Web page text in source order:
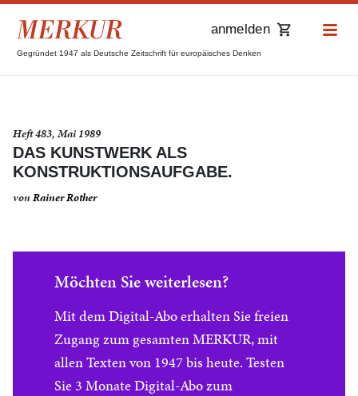
Gegründet 1947 als Deutsche Zeitschrift für europäisches Denken
anmelden
Heft 483, Mai 1989
DAS KUNSTWERK ALS
KONSTRUKTIONSAUFGABE.
vonRainer Rother
Möchten Sie weiterlesen?
Mit dem Digital-Abo erhalten Sie freien
Zugang zum gesamten MERKUR, mit
allen Texten von 1947 bis heute. Testen
Sie 3 Monate Digital-Abo zum